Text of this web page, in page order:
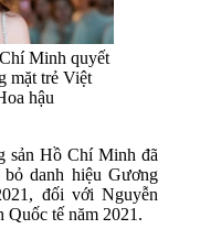
Minh quyết
mặt trẻ Việt
hậu
sản Hồ Chí Minh đã
danh hiệu Gương
đối với Nguyễn
tế năm 2021.